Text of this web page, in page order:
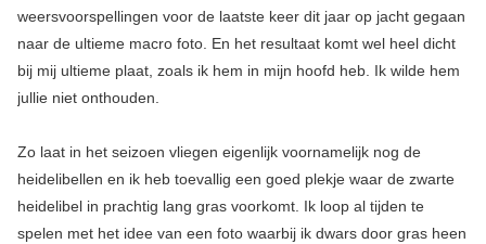
weersvoorspellingen voor de laatste keer dit jaar op jacht gegaan
naar de ultieme macro foto. En het resultaat komt wel heel dicht
bij mij ultieme plaat, zoals ik hem in mijn hoofd heb. Ik wilde hem
jullie niet onthouden.
Zo laat in het seizoen vliegen eigenlijk voornamelijk nog de
heidelibellen en ik heb toevallig een goed plekje waar de zwarte
heidelibel in prachtig lang gras voorkomt. Ik loop al tijden te
spelen met het idee van een foto waarbij ik dwars door gras heen